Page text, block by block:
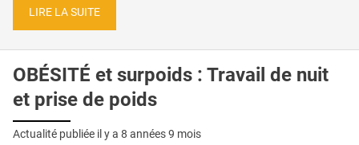
LIRE LA SUITE
OBÉSITÉ et surpoids : Travail de nuit
et prise de poids
Actualité publiée il y a 8 années 9 mois